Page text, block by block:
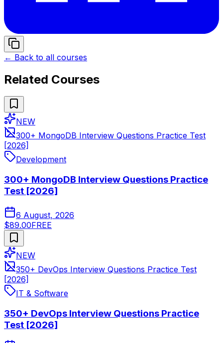
← Back to all courses
Related Courses
NEW
300+ MongoDB Interview Questions Practice Test
[2026]
Development
300+ MongoDB Interview Questions Practice
Test [2026]
6 August, 2026
$89.00FREE
NEW
350+ DevOps Interview Questions Practice Test
[2026]
IT & Software
350+ DevOps Interview Questions Practice
Test [2026]